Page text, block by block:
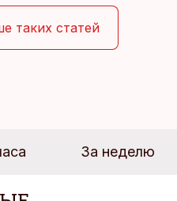
и бесконечным
в свободное время
и за все отвечать
таких статей
За неделю